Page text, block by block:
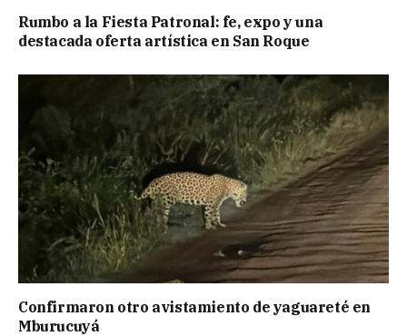
Rumbo a la Fiesta Patronal: fe, expo y una
destacada oferta artística en San Roque
Confirmaron otro avistamiento de yaguareté en
Mburucuyá